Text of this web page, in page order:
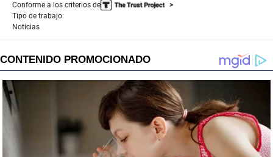
Conforme a los criterios de
Tipo de trabajo:
Noticias